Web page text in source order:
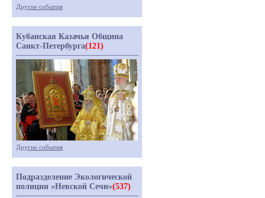
Другие события
Кубанская Казачья Община
Санкт-Петербурга(121)
Другие события
Подразделение Экологической
полиции «Невской Сечи»(537)